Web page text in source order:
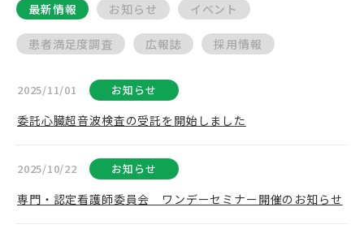
最新情報 お知らせ イベント
患者満足度調査 広報誌 採用情報
2025/11/01 お知らせ
委託心臓超音波検査の受託を開始しました
2025/10/22 お知らせ
専門・認定看護師委員会 ワンデーセミナー開催のお知らせ